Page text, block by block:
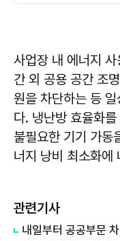
사업장 내 에너지
간 외 공용 공간 조
원을 차단하는 등
다. 냉난방 효율화
불필요한 기기 가동
너지 낭비 최소화에
관련기사
내일부터 공공부문